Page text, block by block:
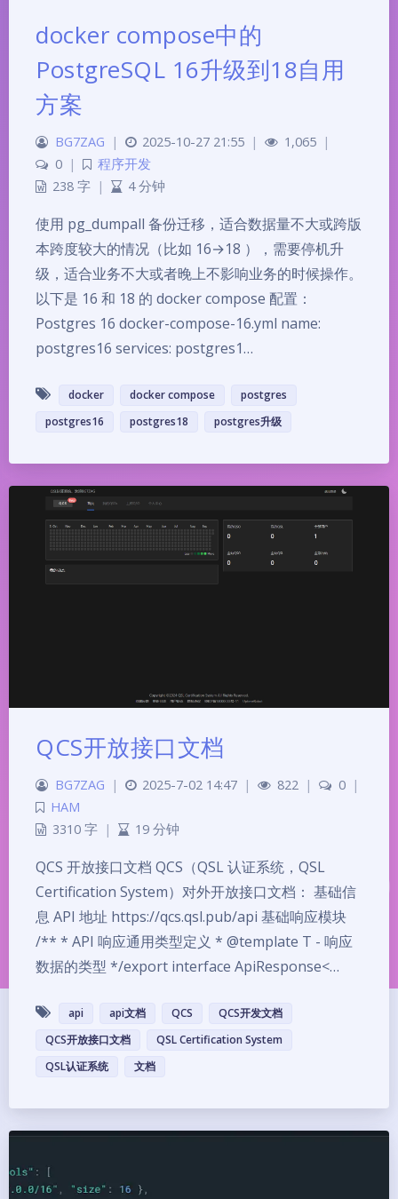
docker compose中的
PostgreSQL 16升级到18自用
方案
BG7ZAG | 2025-10-27 21:55 | 1,065 |
0 |
程序开发
238 字 | 4 分钟
使用 pg_dumpall 备份迁移，适合数据量不大或跨版
本跨度较大的情况（比如 16→18 ），需要停机升
级，适合业务不大或者晚上不影响业务的时候操作。
以下是 16 和 18 的 docker compose 配置：
Postgres 16 docker-compose-16.yml name:
postgres16 services: postgres1…
docker docker compose
postgres
postgres16
postgres18 postgres升级
QCS开放接口文档
BG7ZAG | 2025-7-02 14:47 | 822 | 0 |
HAM
3310 字 | 19 分钟
QCS 开放接口文档 QCS（QSL 认证系统，QSL
Certification System）对外开放接口文档： 基础信
息 API 地址 https://qcs.qsl.pub/api 基础响应模块
/** * API 响应通用类型定义 * @template T - 响应
数据的类型 */export interface ApiResponse<…
api api文档 QCS
QCS开发文档
QCS开放接口文档
QSL Certification System
QSL认证系统
文档